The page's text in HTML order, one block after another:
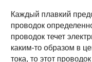
Каждый плавкий
проводок
проводок течет
каким-то образом в
тока, то этот